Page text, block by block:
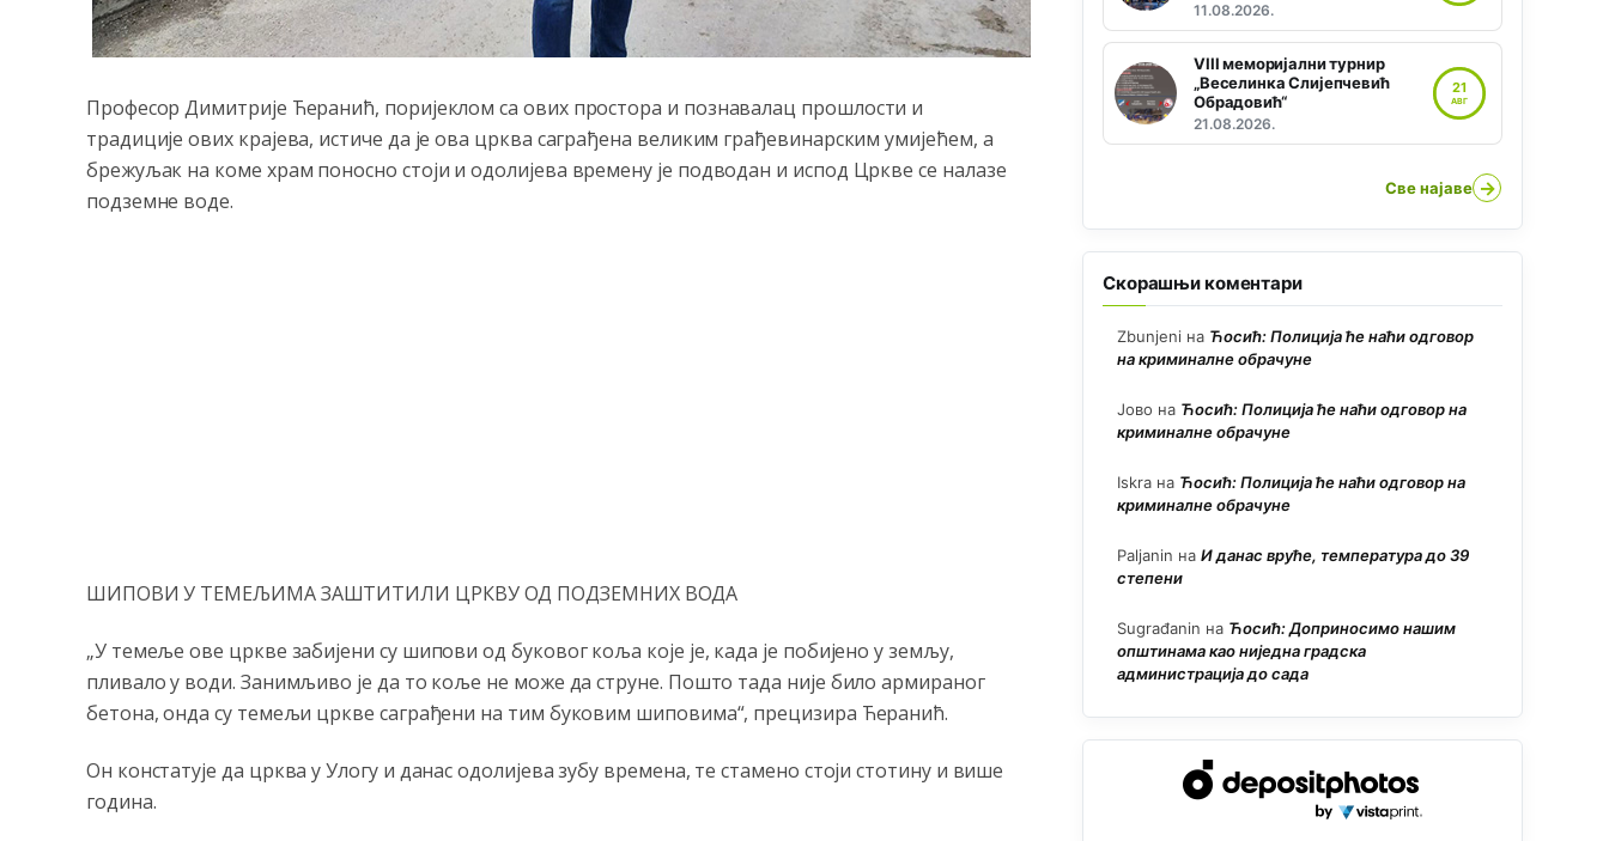
Професор Димитрије Ћеранић, поријеклом са ових простора и познавалац прошлости и
традиције ових крајева, истиче да је ова црква саграђена великим грађевинарским умијећем, а
брежуљак на коме храм поносно стоји и одолијева времену је подводан и испод Цркве се налазе
подземне воде.
ШИПОВИ У ТЕМЕЉИМА ЗАШТИТИЛИ ЦРКВУ ОД ПОДЗЕМНИХ ВОДА
„У темеље ове цркве забијени су шипови од буковог коља које је, када је побијено у земљу,
пливало у води. Занимљиво је да то коље не може да струне. Пошто тада није било армираног
бетона, онда су темељи цркве саграђени на тим буковим шиповима“, прецизира Ћеранић.
Он констатује да црква у Улогу и данас одолијева зубу времена, те стамено стоји стотину и више
година.
11.08.2026.
VIII меморијални турнир
„Веселинка Слијепчевић
Обрадовић“
21.08.2026.
21
АВГ
Све најаве →
Скорашњи коментари
Zbunjeni на Ћосић: Полиција ће наћи одговор
на криминалне обрачуне
Јово на Ћосић: Полиција ће наћи одговор на
криминалне обрачуне
Iskra на Ћосић: Полиција ће наћи одговор на
криминалне обрачуне
Paljanin на И данас вруће, температура до 39
степени
Sugrađanin на Ћосић: Доприносимо нашим
општинама као ниједна градска
администрација до сада